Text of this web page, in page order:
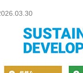
新日時